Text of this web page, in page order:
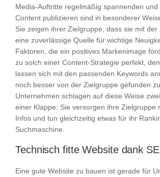
Media-Auftritte regelmäßig spannenden und
Content publizieren sind in besonderer
Sie zeigen ihrer Zielgruppe, dass sie mit der
eine zuverlässige Quelle für wichtige
Faktoren, die ein positives Markenimage
zu solch einer Content-Strategie perfekt,
lassen sich mit den passenden Keywords
noch besser von der Zielgruppe gefunden
Unternehmen schlagen auf diese Weise
einer Klappe: Sie versorgen ihre Zielgruppe
Infos und tun gleichzeitig etwas für ihr
Suchmaschine.
Technisch fitte Website dank
Eine gute Website zu bauen ist gerade für